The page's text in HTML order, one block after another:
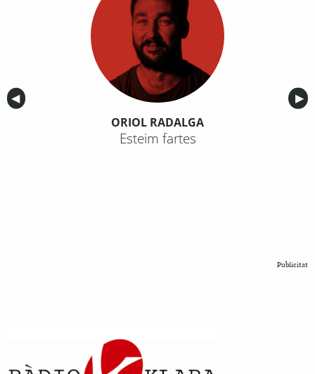
Anterior
◀︎ ▶︎
ORIOL RADALGA
Esteim fartes
Publicitat